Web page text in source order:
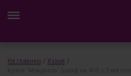
На главную / Кухни /